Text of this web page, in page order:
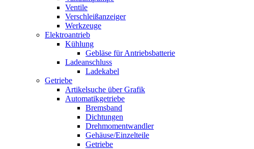
Ventile
Verschleißanzeiger
Werkzeuge
Elektroantrieb
Kühlung
Gebläse für Antriebsbatterie
Ladeanschluss
Ladekabel
Getriebe
Artikelsuche über Grafik
Automatikgetriebe
Bremsband
Dichtungen
Drehmomentwandler
Gehäuse/Einzelteile
Getriebe